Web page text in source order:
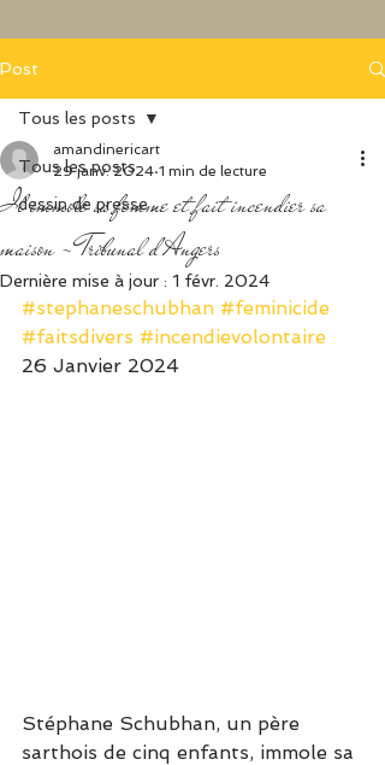
Post
Tous les posts
dessin de presse
Tous les posts
Il immole sa femme et fait incendier sa
maison - Tribunal d'Angers
amandinericart
29 janv. 2024 1 min de lecture
Dernière mise à jour : 1 févr. 2024
#stephaneschubhan #feminicide
#faitsdivers #incendievolontaire
26 Janvier 2024
Stéphane Schubhan, un père
sarthois de cinq enfants, immole sa